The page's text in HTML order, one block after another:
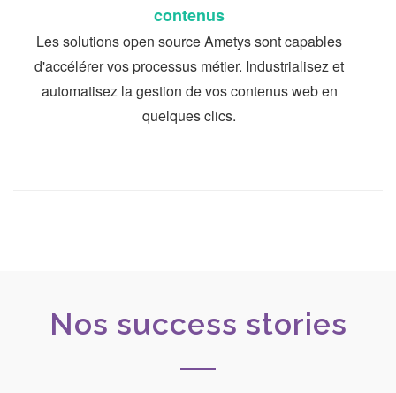
contenus
Les solutions open source Ametys sont capables
d'accélérer vos processus métier. Industrialisez et
automatisez la gestion de vos contenus web en
quelques clics.
Nos success stories